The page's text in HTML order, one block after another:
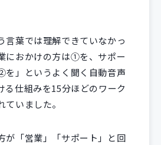
言葉では理解できていなかっ
におかけの方は①を、サポー
を」というよく聞く自動音声
る仕組みを15分ほどのワーク
いました。
が「営業」「サポート」と回